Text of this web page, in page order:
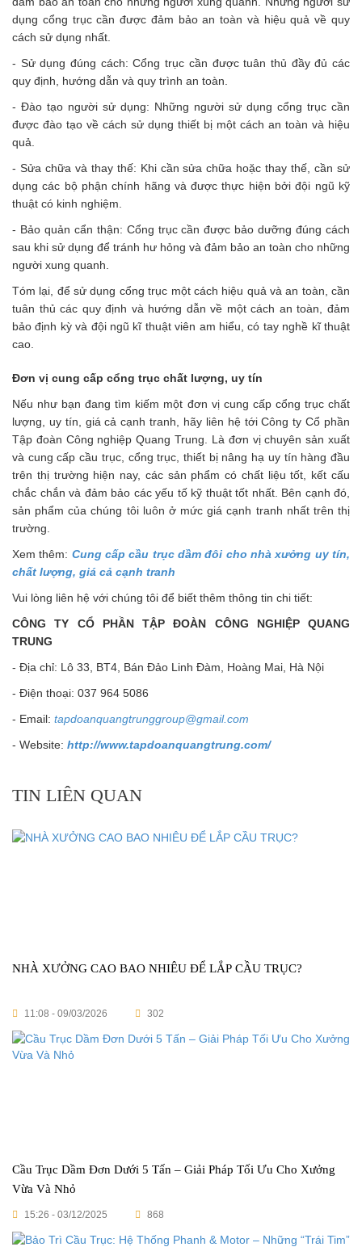
dụng cổng trục cần được đảm bảo an toàn và hiệu quả về quy
cách sử dụng nhất.
- Sử dụng đúng cách: Cổng trục cần được tuân thủ đầy đủ các
quy định, hướng dẫn và quy trình an toàn.
- Đào tạo người sử dụng: Những người sử dụng cổng trục cần
được đào tạo về cách sử dụng thiết bị một cách an toàn và hiệu
quả.
- Sửa chữa và thay thế: Khi cần sửa chữa hoặc thay thế, cần sử
dụng các bộ phận chính hãng và được thực hiện bởi đội ngũ kỹ
thuật có kinh nghiệm.
- Bảo quản cẩn thận: Cổng trục cần được bảo dưỡng đúng cách
sau khi sử dụng để tránh hư hỏng và đảm bảo an toàn cho những
người xung quanh.
Tóm lại, để sử dụng cổng trục một cách hiệu quả và an toàn, cần
tuân thủ các quy định và hướng dẫn về một cách an toàn, đảm
bảo định kỳ và đội ngũ kĩ thuật viên am hiểu, có tay nghề kĩ thuật
cao.
Đơn vị cung cấp cổng trục chất lượng, uy tín
Nếu như bạn đang tìm kiếm một đơn vị cung cấp cổng trục chất
lượng, uy tín, giá cả cạnh tranh, hãy liên hệ tới Công ty Cổ phần
Tập đoàn Công nghiệp Quang Trung. Là đơn vị chuyên sản xuất
và cung cấp cầu trục, cổng trục, thiết bị nâng hạ uy tín hàng đầu
trên thị trường hiện nay, các sản phẩm có chất liệu tốt, kết cấu
chắc chắn và đảm bảo các yếu tố kỹ thuật tốt nhất. Bên cạnh đó,
sản phẩm của chúng tôi luôn ở mức giá cạnh tranh nhất trên thị
trường.
Xem thêm: Cung cấp cầu trục dầm đôi cho nhà xưởng uy tín,
chất lượng, giá cả cạnh tranh
Vui lòng liên hệ với chúng tôi để biết thêm thông tin chi tiết:
CÔNG TY CỔ PHẦN TẬP ĐOÀN CÔNG NGHIỆP QUANG
TRUNG
- Địa chỉ: Lô 33, BT4, Bán Đảo Linh Đàm, Hoàng Mai, Hà Nội
- Điện thoại: 037 964 5086
- Email: tapdoanquangtrunggroup@gmail.com
- Website: http://www.tapdoanquangtrung.com/
TIN LIÊN QUAN
NHÀ XƯỞNG CAO BAO NHIÊU ĐỂ LẮP CẦU TRỤC?
11:08 - 09/03/2026 302
Cầu Trục Dầm Đơn Dưới 5 Tấn – Giải Pháp Tối Ưu Cho Xưởng
Vừa Và Nhỏ
15:26 - 03/12/2025 868